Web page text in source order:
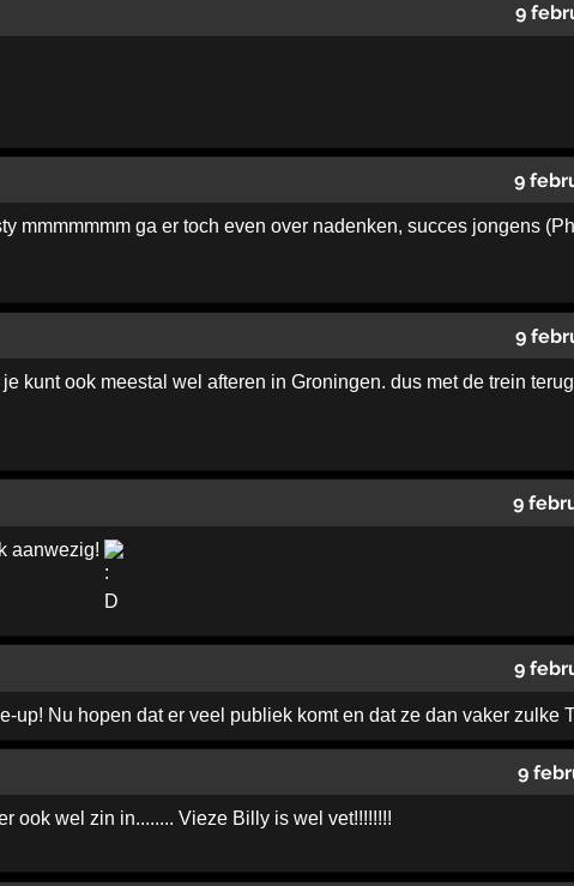
9
9
mmmmmmm ga er toch even over nadenken, succes jongens
9
kunt ook meestal wel afteren in Groningen. dus met de trein
9
aanwezig!
9
up! Nu hopen dat er veel publiek komt en dat ze dan vaker zulke
9
ook wel zin in........ Vieze Billy is wel vet!!!!!!!!